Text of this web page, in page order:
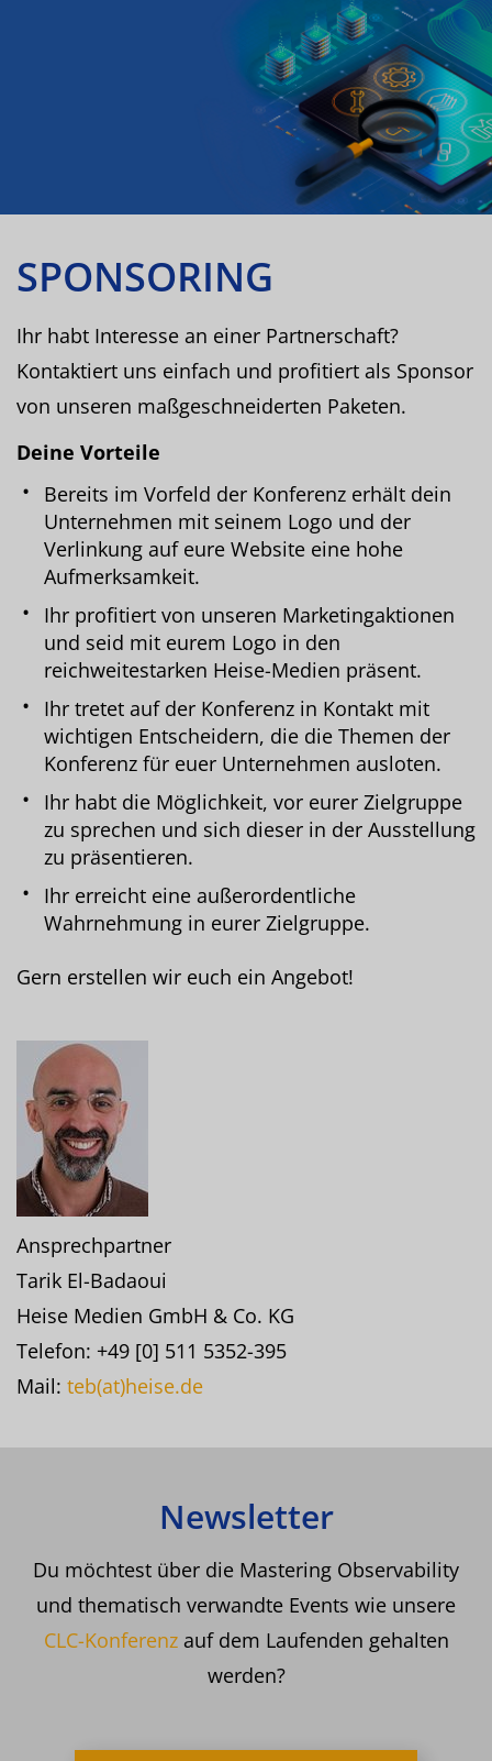
SPONSORING
Ihr habt Interesse an einer Partnerschaft?
Kontaktiert uns einfach und profitiert als Sponsor
von unseren maßgeschneiderten Paketen.
Deine Vorteile
Bereits im Vorfeld der Konferenz erhält dein
Unternehmen mit seinem Logo und der
Verlinkung auf eure Website eine hohe
Aufmerksamkeit.
Ihr profitiert von unseren Marketingaktionen
und seid mit eurem Logo in den
reichweitestarken Heise-Medien präsent.
Ihr tretet auf der Konferenz in Kontakt mit
wichtigen Entscheidern, die die Themen der
Konferenz für euer Unternehmen ausloten.
Ihr habt die Möglichkeit, vor eurer Zielgruppe
zu sprechen und sich dieser in der Ausstellung
zu präsentieren.
Ihr erreicht eine außerordentliche
Wahrnehmung in eurer Zielgruppe.
Gern erstellen wir euch ein Angebot!
Ansprechpartner
Tarik El-Badaoui
Heise Medien GmbH & Co. KG
Telefon: +49 [0] 511 5352-395
Mail: teb(at)heise.de
Newsletter
Du möchtest über die Mastering Observability
und thematisch verwandte Events wie unsere
CLC-Konferenzauf dem Laufenden gehalten
werden?